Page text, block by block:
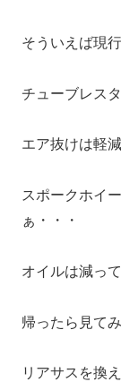
そういえば現
チューブレス
エア抜けは軽
スポークホイ
ぁ・・・
オイルは減っ
帰ったら見て
リアサスを換